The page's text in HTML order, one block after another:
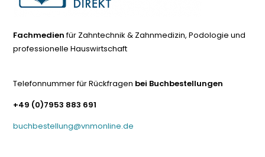
Fachmedienfür Zahntechnik & Zahnmedizin, Podologie und
professionelle Hauswirtschaft
Telefonnummer für Rückfragen bei Buchbestellungen
+49 (0)7953 883 691
buchbestellung@vnmonline.de